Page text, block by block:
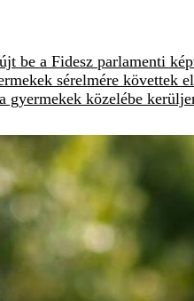
be a Fidesz parlamenti
sérelmére követtek
közelébe